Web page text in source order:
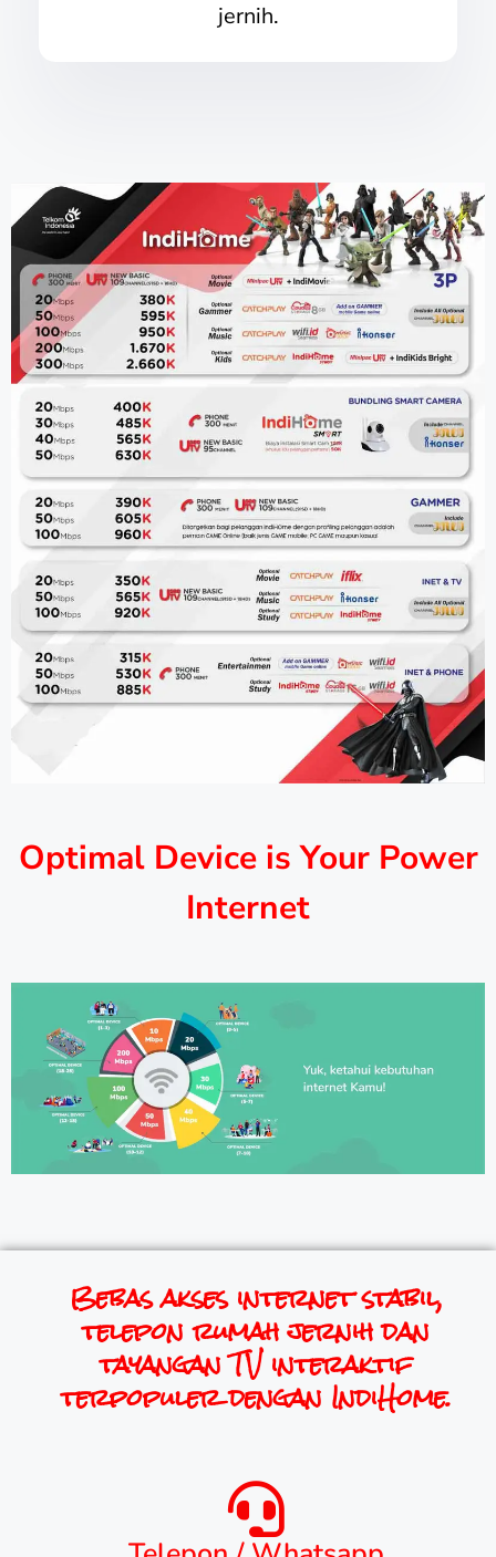
jernih.
Optimal Device is Your Power
Internet
Bebas akses internet stabil,
telepon rumah jernih dan
tayangan TV interaktif
terpopuler dengan IndiHome.